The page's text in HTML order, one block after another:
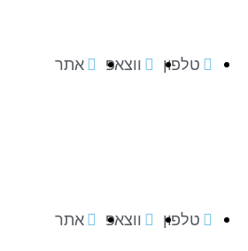
טלפון ווצאפ אתר
טלפון ווצאפ אתר